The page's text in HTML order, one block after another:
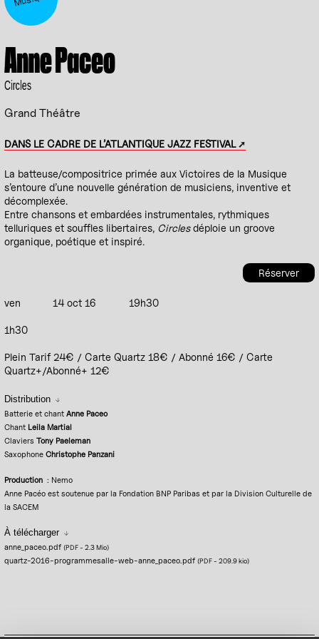
Anne Paceo
Circles
Grand Théâtre
DANS LE CADRE DE L’ATLANTIQUE JAZZ FESTIVAL
La batteuse/compositrice primée aux Victoires de la Musique
s’entoure d’une nouvelle génération de musiciens, inventive et
décomplexée.
Entre chansons et embardées instrumentales, rythmiques
telluriques et souffles libertaires, Circlesdéploie un groove
organique, poétique et inspiré.
Réserver
ven 14 oct 16 19h30
1h30
Plein Tarif 24€ / Carte Quartz 18€ / Abonné 16€ / Carte
Quartz+/Abonné+ 12€
Distribution
Batterie et chantAnne Paceo
Chant Leila Martial
ClaviersTony Paeleman
SaxophoneChristophe Panzani
Production : Nemo
Anne Pacéo est soutenue par la Fondation BNP Paribas et par la Division Culturelle de
la SACEM
À télécharger
anne_paceo.pdf(PDF-2.3 Mio)
quartz-2016-programmesalle-web-anne_paceo.pdf(PDF-209.9 kio)